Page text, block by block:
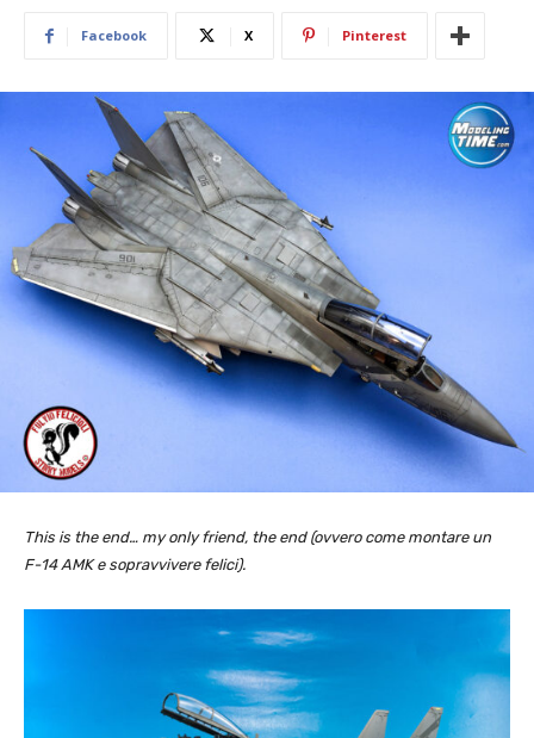
Facebook X Pinterest
This is the end… my only friend, the end (ovvero come montare un
F-14 AMK e sopravvivere felici).